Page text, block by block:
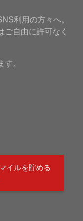
利用の方々へ。
ご自由に許可なく
。
イルを貯める